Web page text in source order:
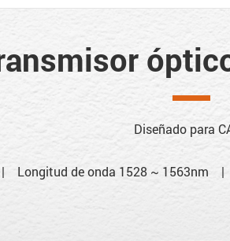
Diseñado para
| Longitud de onda 1528 ~